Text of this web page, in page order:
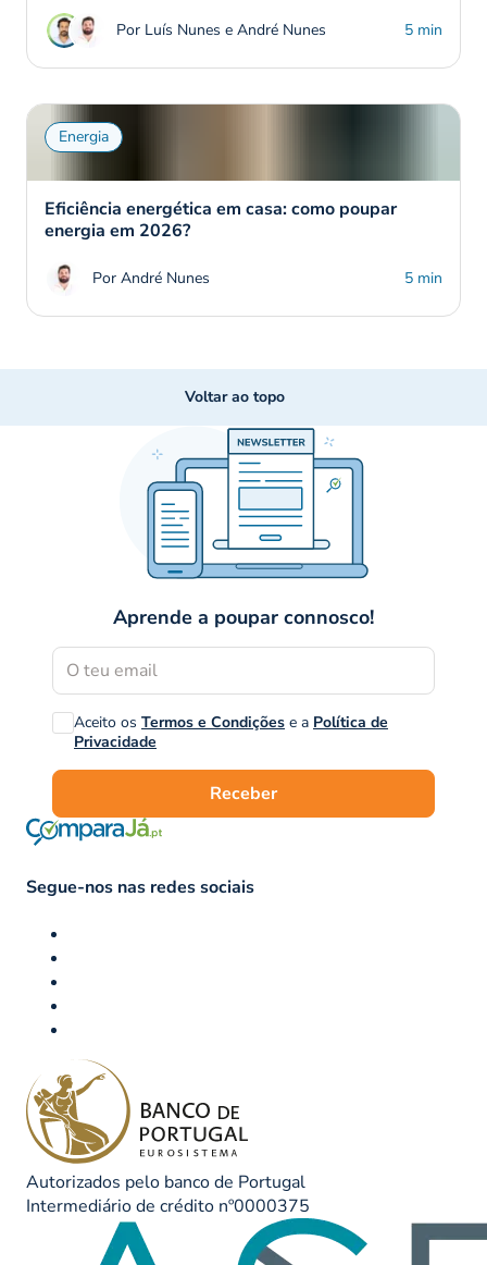
Por Luís Nunes e André Nunes 5 min
Energia
Eficiência energética em casa: como poupar
energia em 2026?
Por André Nunes 5 min
Voltar ao topo
Aprende a poupar connosco!
Aceito os Termos e Condições e a Política de
Privacidade
Receber
Segue-nos nas redes sociais
Autorizados pelo banco de Portugal
Intermediário de crédito nº0000375